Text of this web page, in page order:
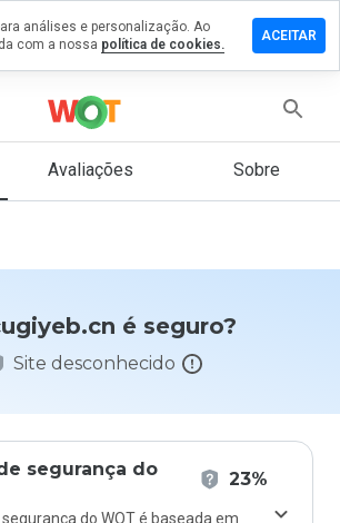
Avaliações Sobre
é seguro?
Site desconhecido
segurança do
23%
do WOT é baseada em
análises e personalização. Ao
com a nossa política de cookies.
ACEITAR